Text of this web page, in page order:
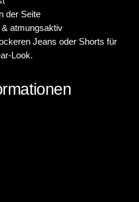
der Seite
& atmungsaktiv
Jeans oder Shorts für
Look.